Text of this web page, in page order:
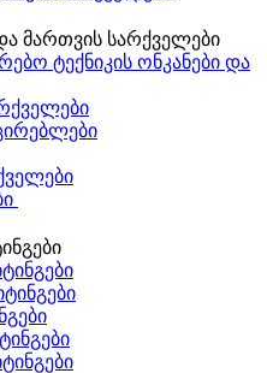
მართვის სარქველები
ტექნიკის ონკანები და